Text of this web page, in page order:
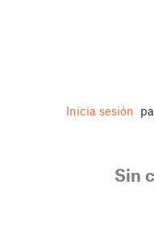
Inicia sesión
Sin